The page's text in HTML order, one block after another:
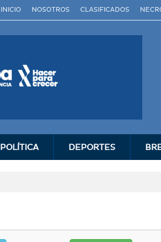
INICIO NOSOTROS CLASIFICADOS
POLÍ­TICA DEPORTES